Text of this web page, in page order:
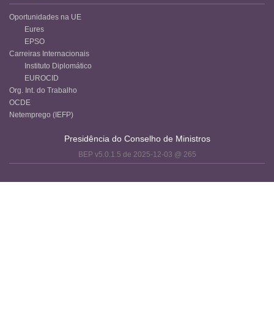
Oportunidades na UE
Eures
EPSO
Carreiras Internacionais
Instituto Diplomático
EUROCID
Org. Int. do Trabalho
OCDE
Netemprego (IEFP)
Presidência do Conselho de Ministros
BEP v5.0.1.5 de 2025-12-03 @ 265